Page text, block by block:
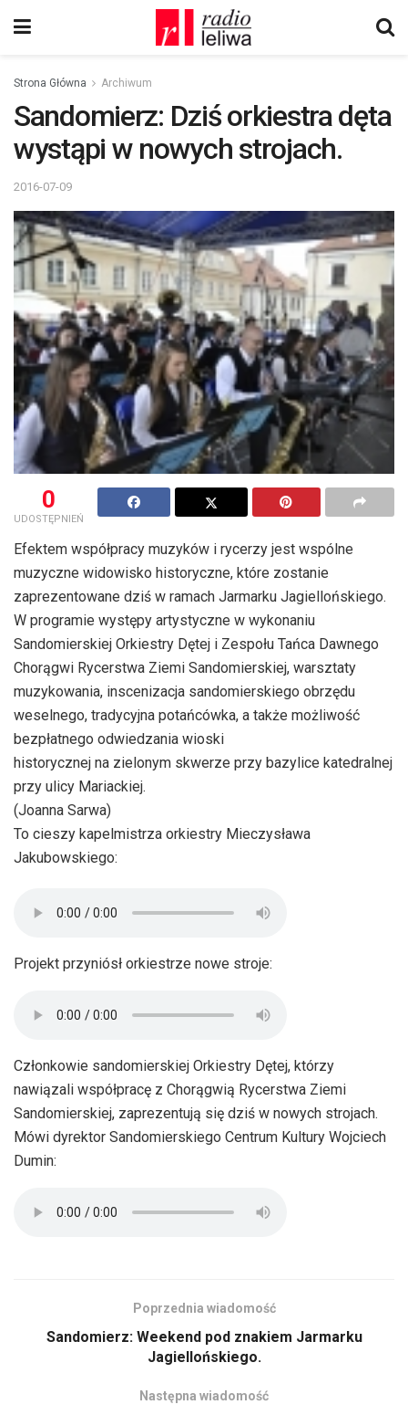
Strona Główna Archiwum
Sandomierz: Dziś orkiestra dęta
wystąpi w nowych strojach.
2016-07-09
0
UDOSTĘPNIEŃ
Efektem współpracy muzyków i rycerzy jest wspólne
muzyczne widowisko historyczne, które zostanie
zaprezentowane dziś w ramach Jarmarku Jagiellońskiego.
W programie występy artystyczne w wykonaniu
Sandomierskiej Orkiestry Dętej i Zespołu Tańca Dawnego
Chorągwi Rycerstwa Ziemi Sandomierskiej, warsztaty
muzykowania, inscenizacja sandomierskiego obrzędu
weselnego, tradycyjna potańcówka, a także możliwość
bezpłatnego odwiedzania wioski
historycznej na zielonym skwerze przy bazylice katedralnej
przy ulicy Mariackiej.
(Joanna Sarwa)
To cieszy kapelmistrza orkiestry Mieczysława
Jakubowskiego:
Projekt przyniósł orkiestrze nowe stroje:
Członkowie sandomierskiej Orkiestry Dętej, którzy
nawiązali współpracę z Chorągwią Rycerstwa Ziemi
Sandomierskiej, zaprezentują się dziś w nowych strojach.
Mówi dyrektor Sandomierskiego Centrum Kultury Wojciech
Dumin:
Poprzednia wiadomość
Sandomierz: Weekend pod znakiem Jarmarku
Jagiellońskiego.
Następna wiadomość